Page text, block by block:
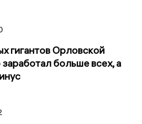
гигантов Орловской
больше всех, а